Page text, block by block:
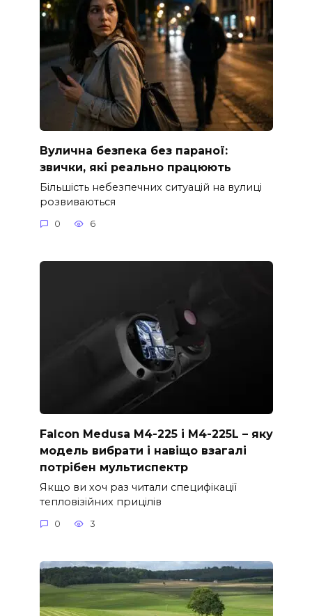
Вулична безпека без параної:
звички, які реально працюють
Більшість небезпечних ситуацій на вулиці
розвиваються
0 6
Falcon Medusa M4-225 і M4-225L – яку
модель вибрати і навіщо взагалі
потрібен мультиспектр
Якщо ви хоч раз читали специфікації
тепловізійних прицілів
0 3